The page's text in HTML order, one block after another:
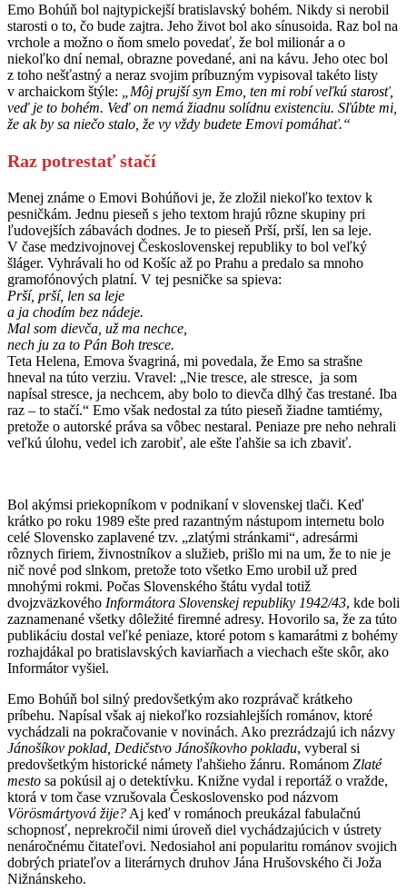
Emo Bohúň bol najtypickejší bratislavský bohém. Nikdy si nerobil
starosti o to, čo bude zajtra. Jeho život bol ako sínusoida. Raz bol na
vrchole a možno o ňom smelo povedať, že bol milionár a o
niekoľko dní nemal, obrazne povedané, ani na kávu. Jeho otec bol
z toho nešťastný a neraz svojim príbuzným vypisoval takéto listy
v archaickom štýle:
„Môj prujší syn Emo, ten mi robí veľkú starosť,
veď je to bohém. Veď on nemá žiadnu solídnu existenciu. Sľúbte mi,
že ak by sa niečo stalo, že vy vždy budete Emovi pomáhať.“
Raz potrestať stačí
Menej známe o Emovi Bohúňovi je, že zložil niekoľko textov k
pesničkám. Jednu pieseň s jeho textom hrajú rôzne skupiny pri
ľudovejších zábavách dodnes. Je to pieseň Prší, prší, len sa leje.
V čase medzivojnovej Československej republiky to bol veľký
šláger. Vyhrávali ho od Košíc až po Prahu a predalo sa mnoho
gramofónových platní. V tej pesničke sa spieva:
Prší, prší, len sa leje
a ja chodím bez nádeje.
Mal som dievča, už ma nechce,
nech ju za to Pán Boh tresce.
Teta Helena, Emova švagriná, mi povedala, že Emo sa strašne
hneval na túto verziu. Vravel: „Nie tresce, ale stresce, ja som
napísal stresce, ja nechcem, aby bolo to dievča dlhý čas trestané. Iba
raz – to stačí.“ Emo však nedostal za túto pieseň žiadne tamtiémy,
pretože o autorské práva sa vôbec nestaral. Peniaze pre neho nehrali
veľkú úlohu, vedel ich zarobiť, ale ešte ľahšie sa ich zbaviť.
Bol akýmsi priekopníkom v podnikaní v slovenskej tlači. Keď
krátko po roku 1989 ešte pred razantným nástupom internetu bolo
celé Slovensko zaplavené tzv. „zlatými stránkami“, adresármi
rôznych firiem, živnostníkov a služieb, prišlo mi na um, že to nie je
nič nové pod slnkom, pretože toto všetko Emo urobil už pred
mnohými rokmi. Počas Slovenského štátu vydal totiž
dvojzväzkového Informátora Slovenskej republiky 1942/43, kde boli
zaznamenané všetky dôležité firemné adresy. Hovorilo sa, že za túto
publikáciu dostal veľké peniaze, ktoré potom s kamarátmi z bohémy
rozhajdákal po bratislavských kaviarňach a viechach ešte skôr, ako
Informátor vyšiel.
Emo Bohúň bol silný predovšetkým ako rozprávač krátkeho
príbehu. Napísal však aj niekoľko rozsiahlejších románov, ktoré
vychádzali na pokračovanie v novinách. Ako prezrádzajú ich názvy
Jánošíkov poklad, Dedičstvo Jánošíkovho pokladu, vyberal si
predovšetkým historické námety ľahšieho žánru. Románom Zlaté
mesto sa pokúsil aj o detektívku. Knižne vydal i reportáž o vražde,
ktorá v tom čase vzrušovala Československo pod názvom
Vörösmártyová žije? Aj keď v románoch preukázal fabulačnú
schopnosť, neprekročil nimi úroveň diel vychádzajúcich v ústrety
nenáročnému čitateľovi. Nedosiahol ani popularitu románov svojich
dobrých priateľov a literárnych druhov Jána Hrušovského či Joža
Nižnánskeho.